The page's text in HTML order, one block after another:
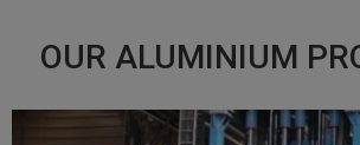
OUR ALUMINIUM